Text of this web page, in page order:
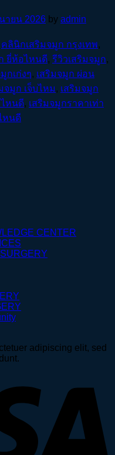
ายน 2026 by admin
คลินิกเสริมจมูก กรุงเทพ,
ยี่ห้อไหนดี, รีวิวเสริมจมูก,
กเก่งๆ, เสริมจมูก ผ่อน
จมูก เจ็บไหม, เสริมจมูก
หนดี, เสริมจมูกราคาเท่า
หนดี
CENTER
adipiscing elit, sed